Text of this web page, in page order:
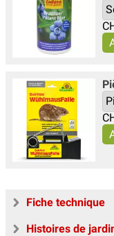
Fiche technique
Histoires de